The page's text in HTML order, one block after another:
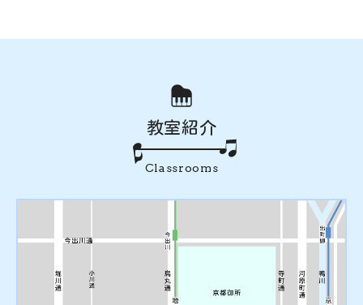
教室紹介
Classrooms